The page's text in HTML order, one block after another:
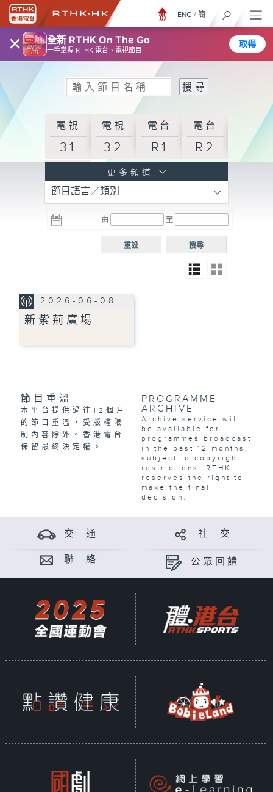
× 全新 RTHK On The Go
一手掌握 RTHK 電台、電視節目
取得
ENG / 簡
電視
31
電視
32
電台
R1
電台
R2
R3
電台 電台
R5
電台
普通
更多頻道
節目語言／類別
由 至
搜尋
重設
2026-06-08
新紫荊廣場
節目重溫
本平台提供過往12個月
的節目重溫，受版權限
制內容除外。香港電台
保留最終決定權。
PROGRAMME
ARCHIVE
Archive service will
be available for
programmes broadcast
in the past 12 months,
subject to copyright
restrictions. RTHK
reserves the right to
make the final
decision.
交 通 社 交
聯 絡 公眾回饋